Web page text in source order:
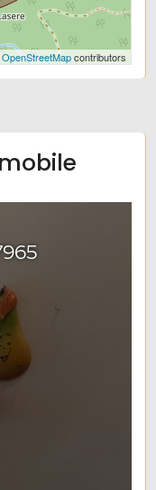
OpenStreetMapcontributors